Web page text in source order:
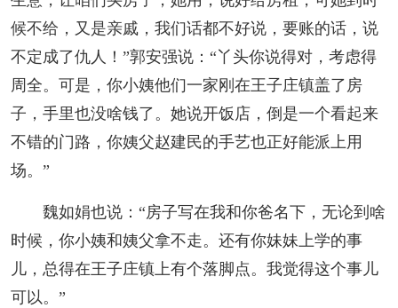
候不给，又是亲戚，我们话都不好说，要账的话，说
不定成了仇人！”郭安强说：“丫头你说得对，考虑得
周全。可是，你小姨他们一家刚在王子庄镇盖了房
子，手里也没啥钱了。她说开饭店，倒是一个看起来
不错的门路，你姨父赵建民的手艺也正好能派上用
场。”
魏如娟也说：“房子写在我和你爸名下，无论到啥
时候，你小姨和姨父拿不走。还有你妹妹上学的事
儿，总得在王子庄镇上有个落脚点。我觉得这个事儿
可以。”